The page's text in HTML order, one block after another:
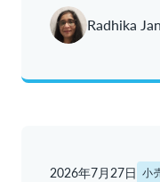
Radhika
2026年7月27日 小